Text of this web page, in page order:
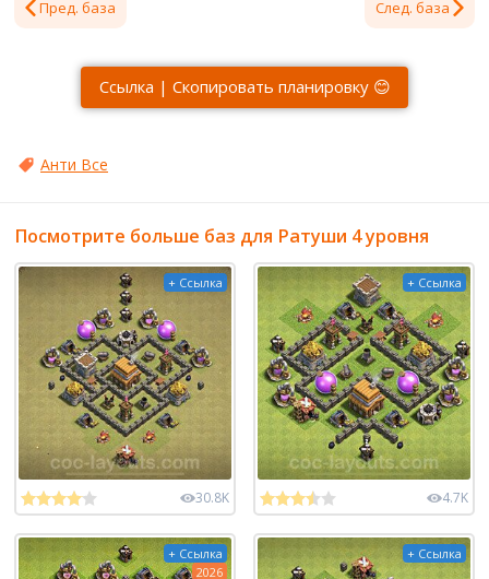
Пред. база След. база
Ссылка | Скопировать планировку 😊
Анти Все
Посмотрите больше баз для Ратуши 4 уровня
+ Ссылка
30.8K
+ Ссылка
4.7K
+ Ссылка
2026
+ Ссылка